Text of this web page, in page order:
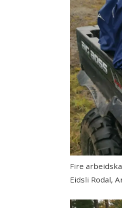
Fire
Eidsli Rodal,